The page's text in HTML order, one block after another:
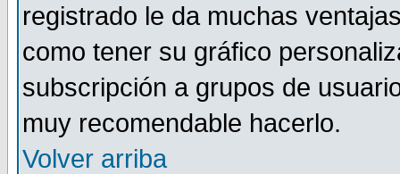
registrado le da muchas
como tener su gráfico
subscripción a grupos de
muy recomendable hacerlo.
Volver arriba